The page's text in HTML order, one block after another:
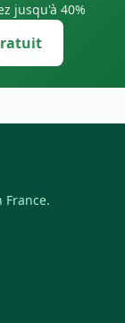
jusqu'à 40%